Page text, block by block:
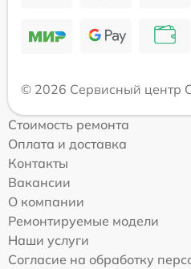
© 2026 Сервисный центр
Стоимость ремонта
Оплата и доставка
Контакты
Вакансии
О компании
Ремонтируемые модели
Наши услуги
Согласие на обработку